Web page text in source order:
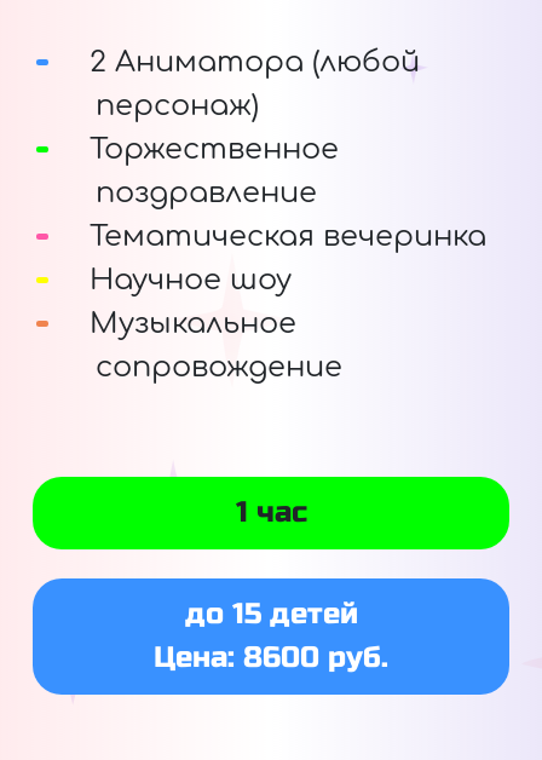
2 Аниматора (любой
персонаж)
Торжественное
поздравление
Тематическая вечеринка
Научное шоу
Музыкальное
сопровождение
1 час
до 15 детей
Цена: 8600 руб.